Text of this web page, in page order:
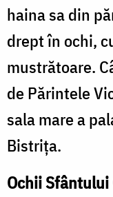
haina sa din
drept în ochi,
mustrătoare.
de Părintele
sala mare a
Bistrița.
Ochii